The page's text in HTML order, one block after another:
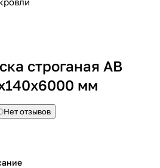
строганая AB
мм
Нет отзывов